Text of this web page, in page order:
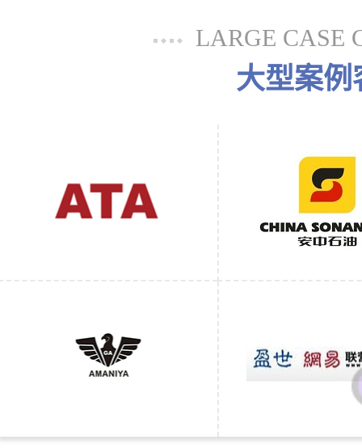
LARGE CASE
大型案例